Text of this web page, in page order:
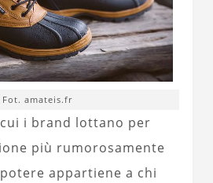
Fot. amateis.fr
i brand lottano per
più rumorosamente
appartiene a chi